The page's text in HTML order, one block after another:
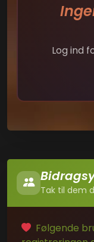
Log ind
Tak til dem
Følgende